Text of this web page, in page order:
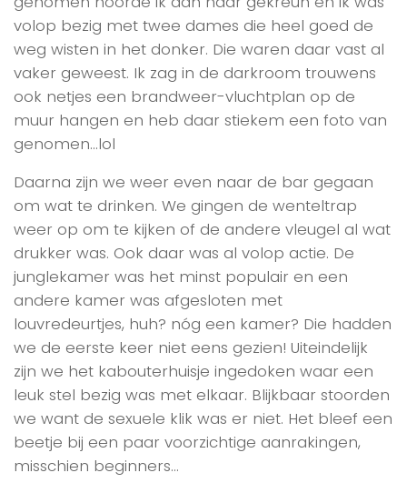
volop bezig met twee dames die heel goed de
weg wisten in het donker. Die waren daar vast al
vaker geweest. Ik zag in de darkroom trouwens
ook netjes een brandweer-vluchtplan op de
muur hangen en heb daar stiekem een foto van
genomen…lol
Daarna zijn we weer even naar de bar gegaan
om wat te drinken. We gingen de wenteltrap
weer op om te kijken of de andere vleugel al wat
drukker was. Ook daar was al volop actie. De
junglekamer was het minst populair en een
andere kamer was afgesloten met
louvredeurtjes, huh? nóg een kamer? Die hadden
we de eerste keer niet eens gezien! Uiteindelijk
zijn we het kabouterhuisje ingedoken waar een
leuk stel bezig was met elkaar. Blijkbaar stoorden
we want de sexuele klik was er niet. Het bleef een
beetje bij een paar voorzichtige aanrakingen,
misschien beginners…